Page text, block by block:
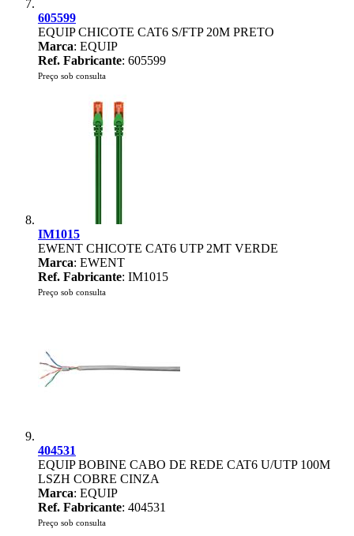
605599
EQUIP CHICOTE CAT6 S/FTP 20M PRETO
Marca: EQUIP
Ref. Fabricante: 605599
Preço sob consulta
IM1015
EWENT CHICOTE CAT6 UTP 2MT VERDE
Marca: EWENT
Ref. Fabricante: IM1015
Preço sob consulta
404531
EQUIP BOBINE CABO DE REDE CAT6 U/UTP 100M
LSZH COBRE CINZA
Marca: EQUIP
Ref. Fabricante: 404531
Preço sob consulta